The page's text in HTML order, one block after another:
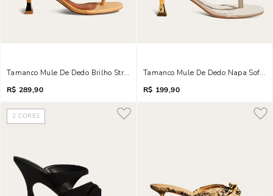
Tamanco Mule De Dedo Brilho Strass Salto Taça Rosa
R$ 289,90
Tamanco Mule De Dedo Napa Soft
R$ 199,90
2 CORES